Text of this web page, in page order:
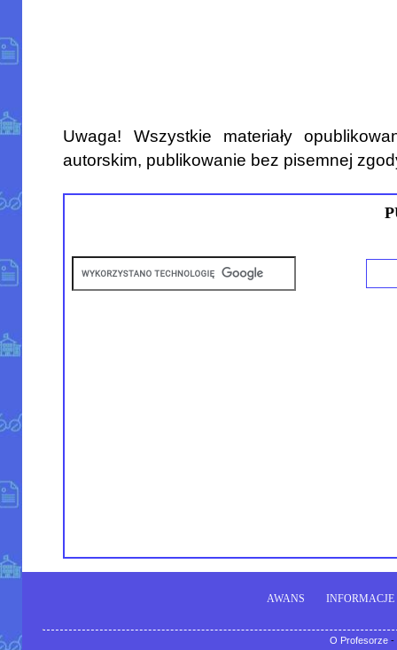
Uwaga! Wszystkie materiały
autorskim, publikowanie bez pisemnej
AWANS INFORMACJE
O Profesorze-